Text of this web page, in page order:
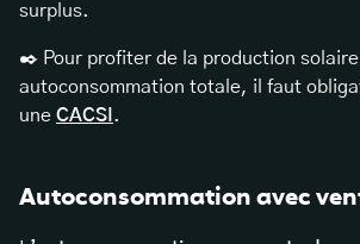
surplus.
✒️ Pour profiter de la production solaire
autoconsommation totale, il faut
une CACSI .
Autoconsommation avec